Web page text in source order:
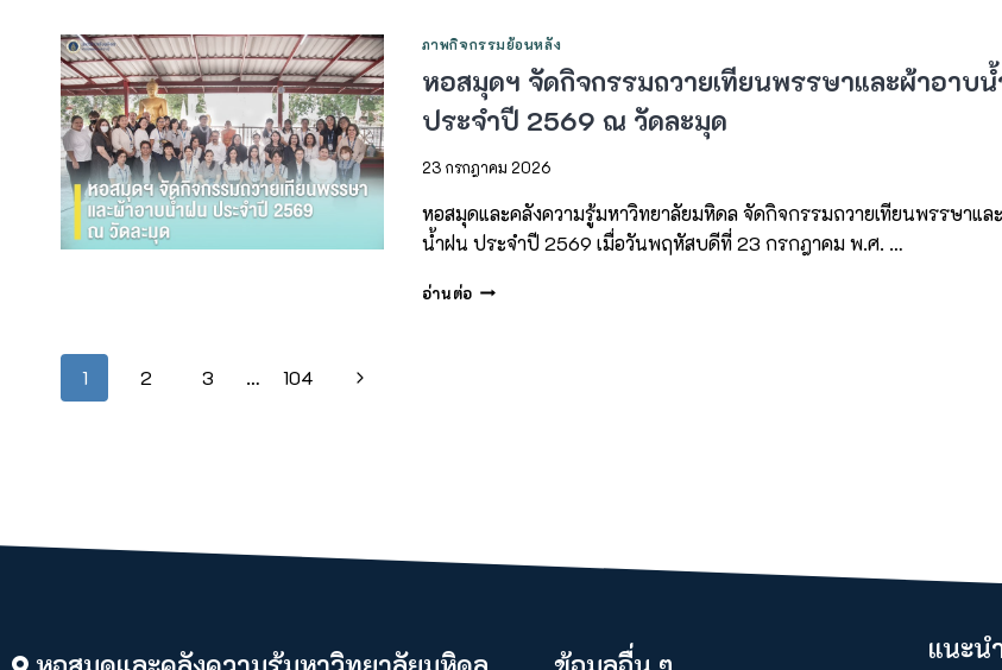
ภาพกิจกรรมย้อนหลัง
หอสมุดฯ จัดกิจกรรมถวายเทียนพรรษาและผ้าอาบ
ประจำปี 2569 ณ วัดละมุด
23 กรกฎาคม 2026
หอสมุดและคลังความรู้มหาวิทยาลัยมหิดล จัดกิจกรรมถวายเทียนพรรษาแล
น้ำฝน ประจำปี 2569 เมื่อวันพฤหัสบดีที่ 23 กรกฎาคม พ.ศ. …
อ่านต่อ
1 2 3 … 104
แนะน